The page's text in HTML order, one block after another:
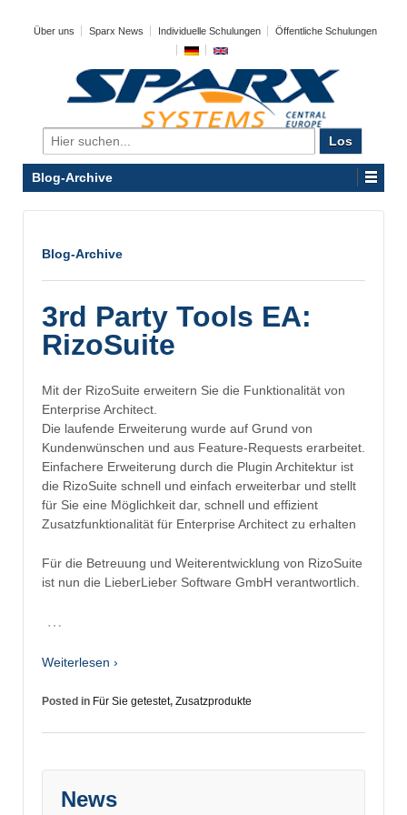
Über uns Sparx News Individuelle Schulungen Öffentliche Schulungen
Search
for:
Blog-Archive
Blog-Archive
3rd Party Tools EA:
RizoSuite
Mit der RizoSuite erweitern Sie die Funktionalität von
Enterprise Architect.
Die laufende Erweiterung wurde auf Grund von
Kundenwünschen und aus Feature-Requests erarbeitet.
Einfachere Erweiterung durch die Plugin Architektur ist
die RizoSuite schnell und einfach erweiterbar und stellt
für Sie eine Möglichkeit dar, schnell und effizient
Zusatzfunktionalität für Enterprise Architect zu erhalten
Für die Betreuung und Weiterentwicklung von RizoSuite
ist nun die LieberLieber Software GmbH verantwortlich.
…
Weiterlesen ›
Posted in Für Sie getestet, Zusatzprodukte
News